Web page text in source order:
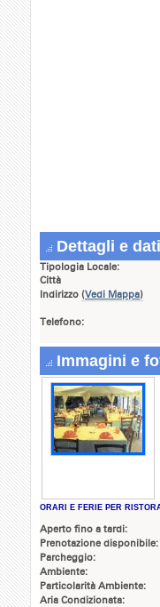
Dettagli e
Tipologia Locale:
Città
Indirizzo (Vedi Mappa)
Telefono:
Immagini e
ORARI E FERIE PER
Aperto fino a tardi:
Prenotazione disponibile:
Parcheggio:
Ambiente:
Particolarità Ambiente:
Aria Condizionata: